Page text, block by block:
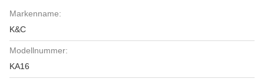
Markenname:
K&C
Modellnummer:
KA16